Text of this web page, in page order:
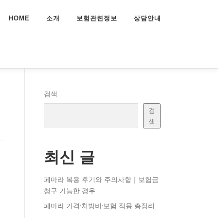
HOME 소개 보험관련정보 상담안내
검색
검
색
최신 글
페마라 복용 후기와 주의사항｜보험금
청구 가능한 경우
페마라 가격·처방비·보험 적용 총정리